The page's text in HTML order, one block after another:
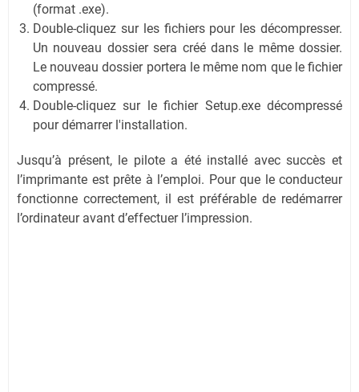
(format .exe).
Double-cliquez sur les fichiers pour les décompresser.
Un nouveau dossier sera créé dans le même dossier.
Le nouveau dossier portera le même nom que le fichier
compressé.
Double-cliquez sur le fichier Setup.exe décompressé
pour démarrer l'installation.
Jusqu’à présent, le pilote a été installé avec succès et
l’imprimante est prête à l’emploi. Pour que le conducteur
fonctionne correctement, il est préférable de redémarrer
l’ordinateur avant d’effectuer l’impression.